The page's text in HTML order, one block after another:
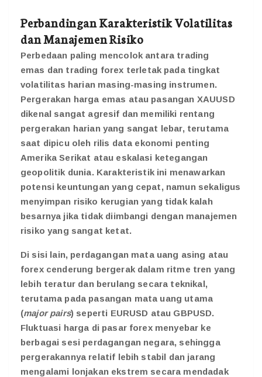
Perbandingan Karakteristik Volatilitas
dan Manajemen Risiko
Perbedaan paling mencolok antara trading
emas dan trading forex terletak pada tingkat
volatilitas harian masing-masing instrumen.
Pergerakan harga emas atau pasangan XAUUSD
dikenal sangat agresif dan memiliki rentang
pergerakan harian yang sangat lebar, terutama
saat dipicu oleh rilis data ekonomi penting
Amerika Serikat atau eskalasi ketegangan
geopolitik dunia. Karakteristik ini menawarkan
potensi keuntungan yang cepat, namun sekaligus
menyimpan risiko kerugian yang tidak kalah
besarnya jika tidak diimbangi dengan manajemen
risiko yang sangat ketat.
Di sisi lain, perdagangan mata uang asing atau
forex cenderung bergerak dalam ritme tren yang
lebih teratur dan berulang secara teknikal,
terutama pada pasangan mata uang utama
(major pairs) seperti EURUSD atau GBPUSD.
Fluktuasi harga di pasar forex menyebar ke
berbagai sesi perdagangan negara, sehingga
pergerakannya relatif lebih stabil dan jarang
mengalami lonjakan ekstrem secara mendadak